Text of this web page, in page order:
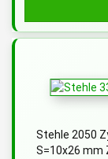
Stehle 2050
S=10x26 mm